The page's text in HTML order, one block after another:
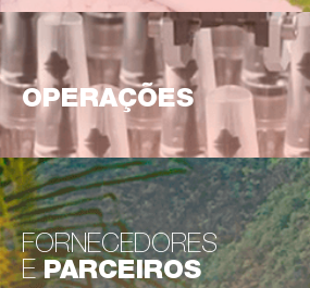
OPERAÇÕES
FORNECEDORES
EPARCEIROS